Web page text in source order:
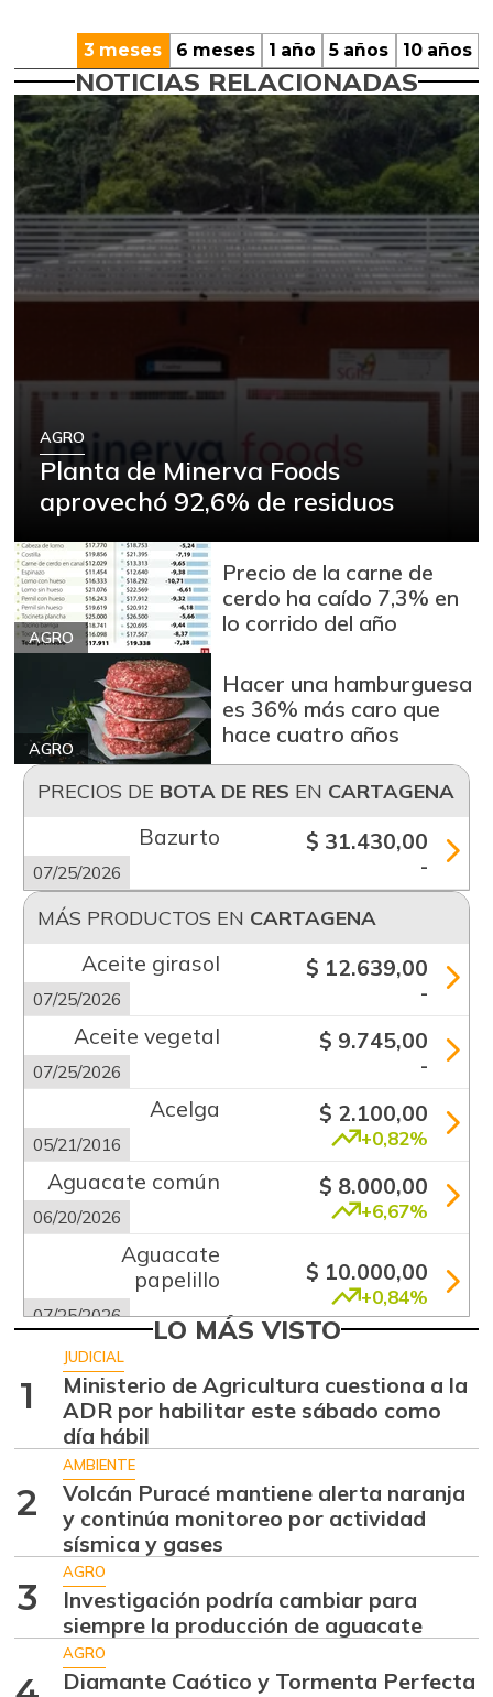
3 meses 6 meses 1 año 5 años 10 años
NOTICIAS RELACIONADAS
AGRO
Planta de Minerva Foods
aprovechó 92,6% de residuos
AGRO
Precio de la carne de
cerdo ha caído 7,3% en
lo corrido del año
AGRO
Hacer una hamburguesa
es 36% más caro que
hace cuatro años
PRECIOS DE BOTA DE RES EN CARTAGENA
Bazurto
07/25/2026
$ 31.430,00
-
MÁS PRODUCTOS EN CARTAGENA
Aceite girasol
07/25/2026
$ 12.639,00
-
Aceite vegetal
07/25/2026
$ 9.745,00
-
Acelga
05/21/2016
$ 2.100,00
+0,82%
Aguacate común
06/20/2026
$ 8.000,00
+6,67%
Aguacate
papelillo
07/25/2026
$ 10.000,00
+0,84%
07/25/2026 -13,15%
Ajo
07/25/2026 +2,76%
Ají dulce
01/17/2015
$ 3.801,00
+36,83%
Ají topito dulce
07/25/2026 -30,97%
Alas de pollo sin
costillar
+2,43%
LO MÁS VISTO
1
JUDICIAL
Ministerio de Agricultura cuestiona a la
ADR por habilitar este sábado como
día hábil
2
AMBIENTE
Volcán Puracé mantiene alerta naranja
y continúa monitoreo por actividad
sísmica y gases
3
AGRO
Investigación podría cambiar para
siempre la producción de aguacate
AGRO
Diamante Caótico y Tormenta Perfecta